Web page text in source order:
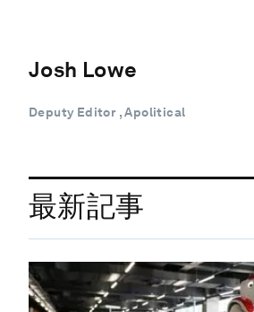
Josh Lowe
Deputy Editor , Apolitical
最新記事